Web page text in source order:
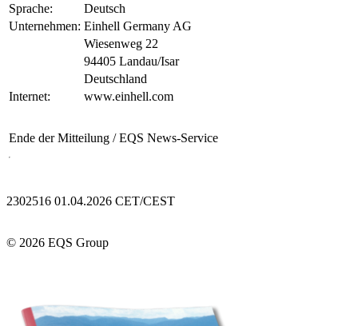
Sprache:
Deutsch
Unternehmen: Einhell Germany AG
Wiesenweg 22
94405 Landau/Isar
Deutschland
Internet:
www.einhell.com
Ende der Mitteilung / EQS News-Service
2302516 01.04.2026 CET/CEST
© 2026 EQS Group